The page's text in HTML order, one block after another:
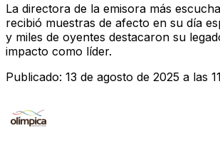
La directora de la emisora más
recibió muestras de afecto en su día
y miles de oyentes destacaron su
impacto como líder.
Publicado: 13 de agosto de 2025 a las